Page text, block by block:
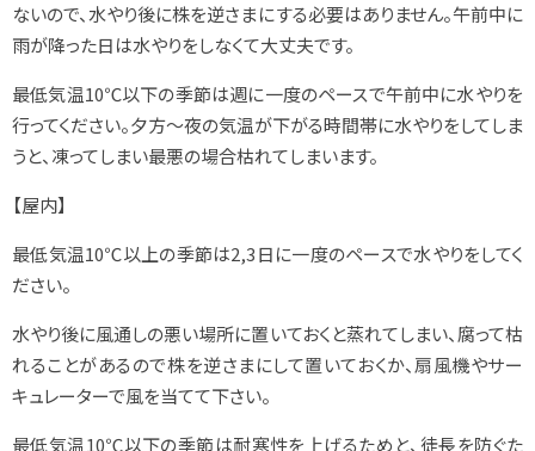
ないので、水やり後に株を逆さまにする必要はありません。午前中に
雨が降った日は水やりをしなくて大丈夫です。
最低気温10℃以下の季節は週に一度のペースで午前中に水やりを
行ってください。夕方～夜の気温が下がる時間帯に水やりをしてしま
うと、凍ってしまい最悪の場合枯れてしまいます。
【屋内】
最低気温10℃以上の季節は2,3日に一度のペースで水やりをしてく
ださい。
水やり後に風通しの悪い場所に置いておくと蒸れてしまい、腐って枯
れることがあるので株を逆さまにして置いておくか、扇風機やサー
キュレーターで風を当てて下さい。
最低気温10℃以下の季節は耐寒性を上げるためと、徒長を防ぐた